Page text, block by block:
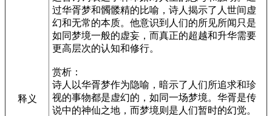
释义
过华胥梦和髑髅精的比喻，诗人揭示了人世间虚
幻和无常的本质。他意识到人们的所见所闻只是
如同梦境一般的虚妄，而真正的超越和升华需要
更高层次的认知和修行。
赏析：
诗人以华胥梦作为隐喻，暗示了人们所追求和珍
视的事物都是虚幻的，如同一场梦境。华胥是传
说中的神仙之地，而梦境则是人们暂时的幻觉。